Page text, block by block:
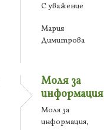
С уважение
Мария
Димитрова
Моля за
Моля за
информация,